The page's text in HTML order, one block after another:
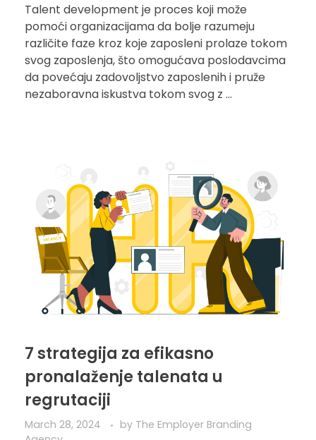
Talent development je proces koji može
pomoći organizacijama da bolje razumeju
različite faze kroz koje zaposleni prolaze tokom
svog zaposlenja, što omogućava poslodavcima
da povećaju zadovoljstvo zaposlenih i pruže
nezaboravna iskustva tokom svog z ...
7 strategija za efikasno
pronalaženje talenata u
regrutaciji
March 28, 2024 by The Employer Branding